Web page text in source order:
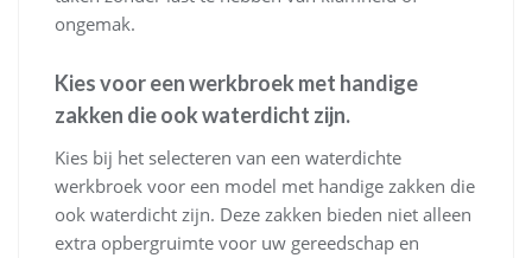
ongemak.
Kies voor een werkbroek met handige
zakken die ook waterdicht zijn.
Kies bij het selecteren van een waterdichte
werkbroek voor een model met handige zakken die
ook waterdicht zijn. Deze zakken bieden niet alleen
extra opbergruimte voor uw gereedschap en